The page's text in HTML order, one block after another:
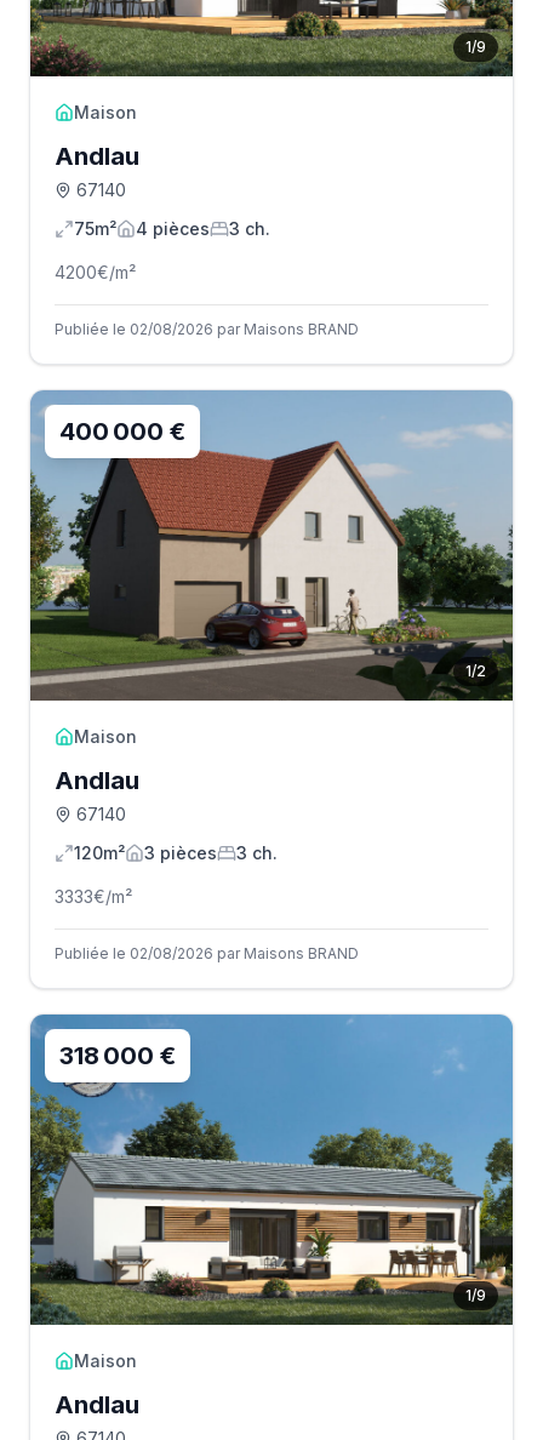
1/9
Maison
Andlau
67140
75m²
4 pièces 3 ch.
4200€/m²
Publiée le 02/08/2026 par Maisons BRAND
1/2
400 000 €
Maison
Andlau
67140
120m²
3 pièces 3 ch.
3333€/m²
Publiée le 02/08/2026 par Maisons BRAND
1/9
318 000 €
Maison
Andlau